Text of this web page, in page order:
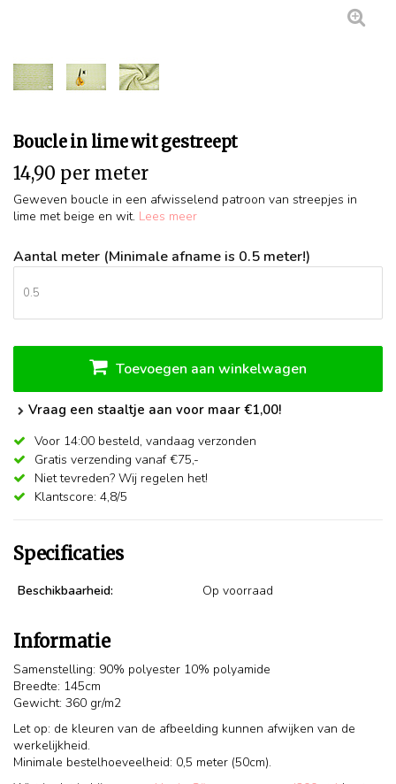
Boucle in lime wit gestreept
14,90 per meter
Geweven boucle in een afwisselend patroon van streepjes in
lime met beige en wit. Lees meer
Aantal meter (Minimale afname is 0.5 meter!)
Toevoegen aan winkelwagen
Vraag een staaltje aan voor maar €1,00!
Voor 14:00 besteld, vandaag verzonden
Gratis verzending vanaf €75,-
Niet tevreden? Wij regelen het!
Klantscore: 4,8/5
Specificaties
Beschikbaarheid: Op voorraad
Informatie
Samenstelling: 90% polyester 10% polyamide
Breedte: 145cm
Gewicht: 360 gr/m2
Let op: de kleuren van de afbeelding kunnen afwijken van de
werkelijkheid.
Minimale bestelhoeveelheid: 0,5 meter (50cm).